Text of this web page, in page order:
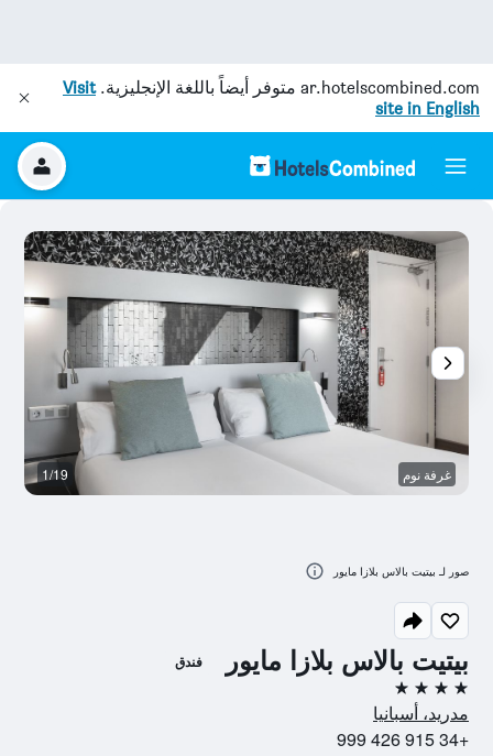
ar.hotelscombined.com متوفر أيضاً باللغة الإنجليزية.Visit
site in English
بيتيت بالاس بلازا مايور فندق
4 نجوم
مدريد، أسبانيا
+34 915 426 999
غرفة نوم 1/19
صور لـ بيتيت بالاس بلازا مايور